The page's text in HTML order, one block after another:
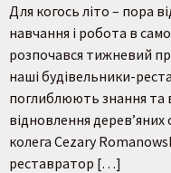
Для когось літо – пора
навчання і робота в
розпочався тижневий
наші будівельники-
поглиблюють знання та
відновлення
колега Cezary
реставратор […]